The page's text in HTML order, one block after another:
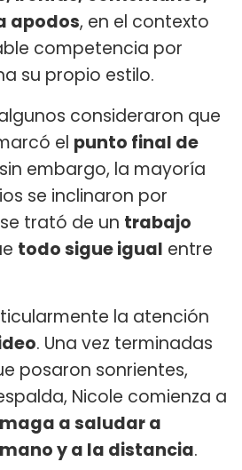
apodos, en el contexto
competencia por
su propio estilo.
consideraron que
el punto final de
embargo, la mayoría
se inclinaron por
trató de un trabajo
todo sigue igual entre
la atención
. Una vez terminadas
posaron sonrientes,
Nicole comienza a
a saludar a
y a la distancia.